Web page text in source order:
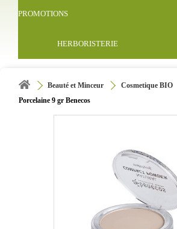
PROMOTIONS
HERBORISTERIE
Beauté et Minceur Cosmetique BIO
Porcelaine 9 gr Benecos